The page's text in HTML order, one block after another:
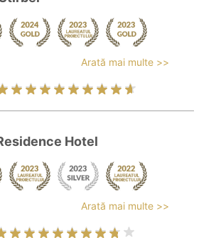
Arată mai multe >>
Hotel
Arată mai multe >>